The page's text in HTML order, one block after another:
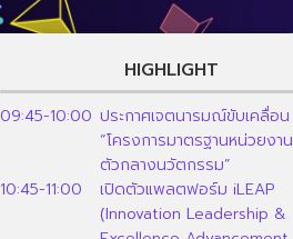
HIGHLIGHT
09:45-10:00 ประกาศเจตนารมณ์ขับเคลื่อน
“โครงการมาตรฐานหน่วยงาน
ตัวกลางนวัตกรรม”
10:45-11:00
เปิดตัวแพลตฟอร์ม iLEAP
(Innovation Leadership &